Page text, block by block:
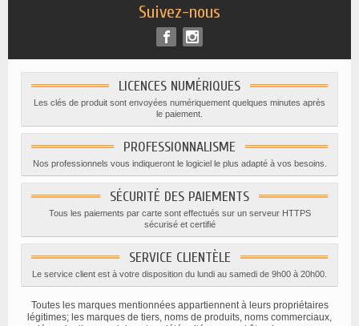
Suivez-nous
LICENCES NUMÉRIQUES
Les clés de produit sont envoyées numériquement quelques minutes après
le paiement.
PROFESSIONNALISME
Nos professionnels vous indiqueront le logiciel le plus adapté à vos besoins.
SÉCURITÉ DES PAIEMENTS
Tous les paiements par carte sont effectués sur un serveur HTTPS
sécurisé et certifié
SERVICE CLIENTÈLE
Le service client est à votre disposition du lundi au samedi de 9h00 à 20h00.
Toutes les marques mentionnées appartiennent à leurs propriétaires
légitimes; les marques de tiers, noms de produits, noms commerciaux,